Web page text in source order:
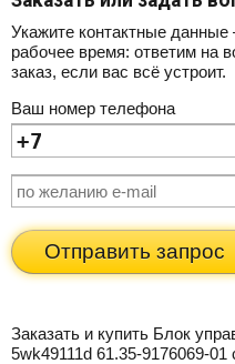
Укажите контактные
рабочее время: ответим на
заказ, если вас всё устроит.
Ваш номер телефона
Отправить запрос
Заказать и купить Блок
5wk49111d 61.35-9176069-